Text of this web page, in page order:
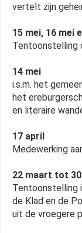
vertelt zijn
15 mei, 16 mei
Tentoonstelling
14 mei
i.s.m. het
het
en literaire
17 april
Medewerking
22 maart tot
Tentoonstelling
de Klad en de
uit de vroegere